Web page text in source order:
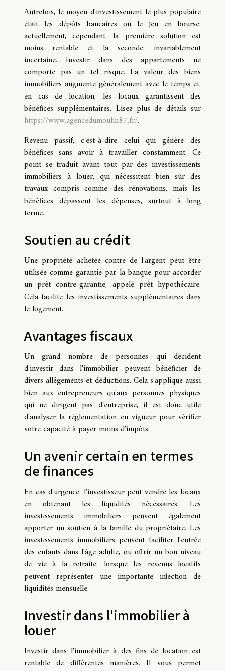
Autrefois, le moyen d'investissement le plus populaire
était les dépôts bancaires ou le jeu en bourse,
actuellement, cependant, la première solution est
moins rentable et la seconde, invariablement
incertaine. Investir dans des appartements ne
comporte pas un tel risque. La valeur des biens
immobiliers augmente généralement avec le temps et,
en cas de location, les locaux garantissent des
bénéfices supplémentaires. Lisez plus de détails sur
https://www.agencedumoulin87.fr/.
Revenu passif, c'est-à-dire celui qui génère des
bénéfices sans avoir à travailler constamment. Ce
point se traduit avant tout par des investissements
immobiliers à louer, qui nécessitent bien sûr des
travaux compris comme des rénovations, mais les
bénéfices dépassent les dépenses, surtout à long
terme.
Soutien au crédit
Une propriété achetée contre de l'argent peut être
utilisée comme garantie par la banque pour accorder
un prêt contre-garantie, appelé prêt hypothécaire.
Cela facilite les investissements supplémentaires dans
le logement.
Avantages fiscaux
Un grand nombre de personnes qui décident
d'investir dans l'immobilier peuvent bénéficier de
divers allégements et déductions. Cela s'applique aussi
bien aux entrepreneurs qu'aux personnes physiques
qui ne dirigent pas d'entreprise, il est donc utile
d'analyser la réglementation en vigueur pour vérifier
votre capacité à payer moins d'impôts.
Un avenir certain en termes
de finances
En cas d'urgence, l'investisseur peut vendre les locaux
en obtenant les liquidités nécessaires. Les
investissements immobiliers peuvent également
apporter un soutien à la famille du propriétaire. Les
investissements immobiliers peuvent faciliter l'entrée
des enfants dans l'âge adulte, ou offrir un bon niveau
de vie à la retraite, lorsque les revenus locatifs
peuvent représenter une importante injection de
liquidités mensuelle.
Investir dans l'immobilier à
louer
Investir dans l'immobilier à des fins de location est
rentable de différentes manières. Il vous permet